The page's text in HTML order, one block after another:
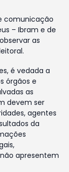
comunicação
– Ibram e de
as
é vedada a
órgãos e
as
devem ser
agentes
da
apresentem